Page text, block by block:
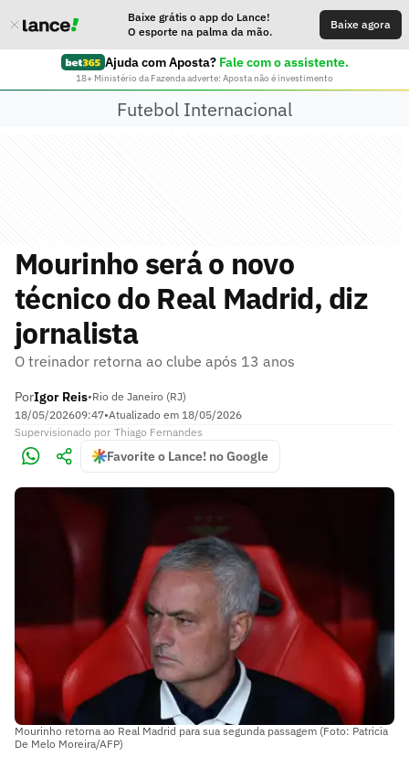
Baixe grátis o app do Lance!
O esporte na palma da mão.
Baixe agora
Ajuda com Aposta? Fale com o assistente.
18+ Ministério da Fazenda adverte: Aposta não é investimento
Futebol Internacional
Mourinho será o novo
técnico do Real Madrid, diz
jornalista
O treinador retorna ao clube após 13 anos
PorIgor Reis•Rio de Janeiro (RJ)
18/05/202609:47•Atualizado em 18/05/2026
Supervisionado por Thiago Fernandes
Favorite o Lance! no Google
Mourinho retorna ao Real Madrid para sua segunda passagem (Foto: Patricia
De Melo Moreira/AFP)